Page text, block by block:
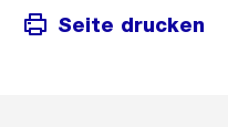
Seite drucken